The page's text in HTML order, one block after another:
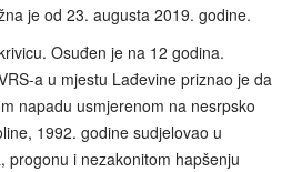
je od 23. augusta 2019. godine.
Osuđen je na 12 godina.
a u mjestu Lađevine priznao je da
napadu usmjerenom na nesrpsko
1992. godine sudjelovao u
progonu i nezakonitom hapšenju